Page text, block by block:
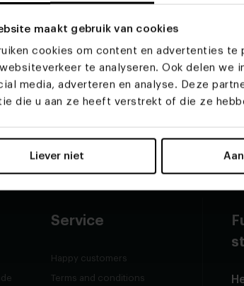
maakt gebruik van cookies
cookies om content en advertenties
te analyseren. Ook delen we
media, adverteren en analyse. Deze
die u aan ze heeft verstrekt of die ze
Liever niet
advies? Dat het
wensen en dromen
Service
Happy customers
Terms and conditions